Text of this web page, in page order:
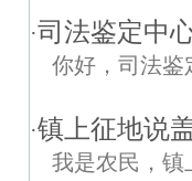
·司法鉴定中
你好，司法鉴
·镇上征地说
我是农民，镇